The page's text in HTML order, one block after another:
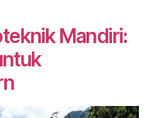
Mandiri: